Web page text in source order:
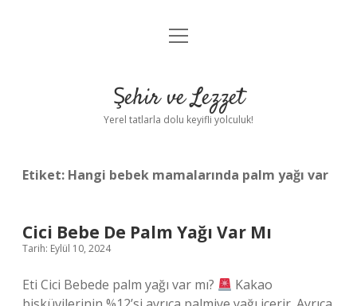
Anasayfa
Yasal Uyarı
menüyü
Şehir ve Lezzet
Yerel tatlarla dolu keyifli yolculuk!
Etiket: Hangi bebek mamalarında palm yağı var
Cici Bebe De Palm Yağı Var Mı
Tarih: Eylül 10, 2024
Eti Cici Bebede palm yağı var mı?
Kakao